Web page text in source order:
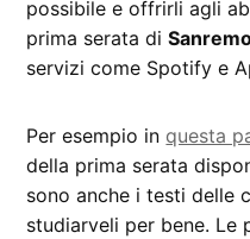
possibile e offrirli agli
prima serata di
servizi come Spotify e
Per esempio in questa
della prima serata
sono anche i testi delle
studiarveli per bene. Le